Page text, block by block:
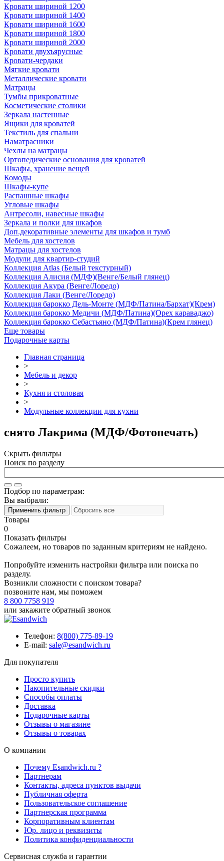
Кровати шириной 1200
Кровати шириной 1400
Кровати шириной 1600
Кровати шириной 1800
Кровати шириной 2000
Кровати двухъярусные
Кровати-чердаки
Мягкие кровати
Металлические кровати
Матрацы
Тумбы прикроватные
Косметические столики
Зеркала настенные
Ящики для кроватей
Текстиль для спальни
Наматрасники
Чехлы на матрацы
Ортопедические основания для кроватей
Шкафы, хранение вещей
Комоды
Шкафы-купе
Распашные шкафы
Угловые шкафы
Антресоли, навесные шкафы
Зеркала и полки для шкафов
Доп.декоративные элементы для шкафов и тумб
Мебель для хостелов
Матрацы для хостелов
Модули для квартир-студий
Коллекция Atlas (Белый текстурный)
Коллекция Алисия (МДФ)(Венге/Белый глянец)
Коллекция Акура (Венге/Лоредо)
Коллекция Лаки (Венге/Лоредо)
Коллекция барокко Дель-Монте (МДФ/Патина/Бархат)(Крем)
Коллекция барокко Медичи (МДФ/Патина)(Орех караваджо)
Коллекция барокко Себастьяно (МДФ/Патина)(Крем глянец)
Еще товары
Подарочные карты
Главная страница
>
Мебель и декор
>
Кухня и столовая
>
Модульные коллекции для кухни
снято Лакрима (МДФ/Фотопечать)
Скрыть фильтры
Поиск по разделу
Подбор по параметрам:
Вы выбрали:
Товары
0
Показать фильтры
Сожалеем, но товаров по заданным критериям не найдено.
Попробуйте изменить настройки фильтра или поиска по
разделу.
Возникли сложности с поиском товара?
позвоните нам, мы поможем
8 800 7758 919
или закажите обратный звонок
Телефон: 8(800) 775-89-19
E-mail: sale@esandwich.ru
Для покупателя
Просто купить
Накопительные скидки
Способы оплаты
Доставка
Подарочные карты
Отзывы о магазине
Отзывы о товарах
О компании
Почему Esandwich.ru ?
Партнерам
Контакты, адреса пунктов выдачи
Публичная оферта
Пользовательское соглашение
Партнерская программа
Корпоративным клиентам
Юр. лицо и реквизиты
Политика конфиденциальности
Сервисная служба и гарантии